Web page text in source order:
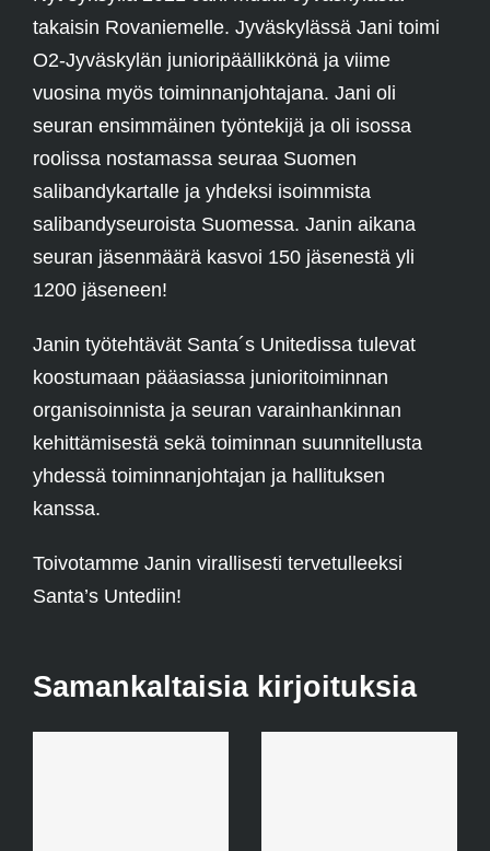
takaisin Rovaniemelle. Jyväskylässä Jani toimi
O2-Jyväskylän junioripäällikkönä ja viime
vuosina myös toiminnanjohtajana. Jani oli
seuran ensimmäinen työntekijä ja oli isossa
roolissa nostamassa seuraa Suomen
salibandykartalle ja yhdeksi isoimmista
salibandyseuroista Suomessa. Janin aikana
seuran jäsenmäärä kasvoi 150 jäsenestä yli
1200 jäseneen!
Janin työtehtävät Santa´s Unitedissa tulevat
koostumaan pääasiassa junioritoiminnan
organisoinnista ja seuran varainhankinnan
kehittämisestä sekä toiminnan suunnitellusta
yhdessä toiminnanjohtajan ja hallituksen
kanssa.
Toivotamme Janin virallisesti tervetulleeksi
Santa’s Untediin!
Samankaltaisia kirjoituksia